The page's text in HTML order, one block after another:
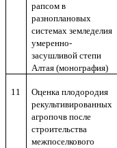
рапсом в
разноплановых
системах земледелия
умеренно-
засушливой степи
Алтая (монография)
11
Оценка плодородия
рекультивированных
агропочв после
строительства
межпоселкового